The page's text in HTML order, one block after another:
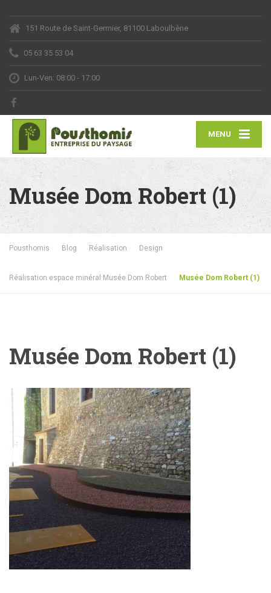
151 Route de Saint-Germier, 81100 Laboulbène
05 63 35 53 04
Lun-Ven: 08:00 - 17:00
MENU
Musée Dom Robert (1)
Pousthomis Blog Réalisation Design
Réalisation espace minéral Musée Dom Robert Musée Dom Robert (1)
Musée Dom Robert (1)